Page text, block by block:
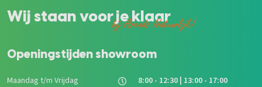
Wij staan voor je klaar
bij Arends Natuurlijk!
Openingstijden showroom
Maandag t/m Vrijdag
8:00 - 12:30 | 13:00 - 17:00